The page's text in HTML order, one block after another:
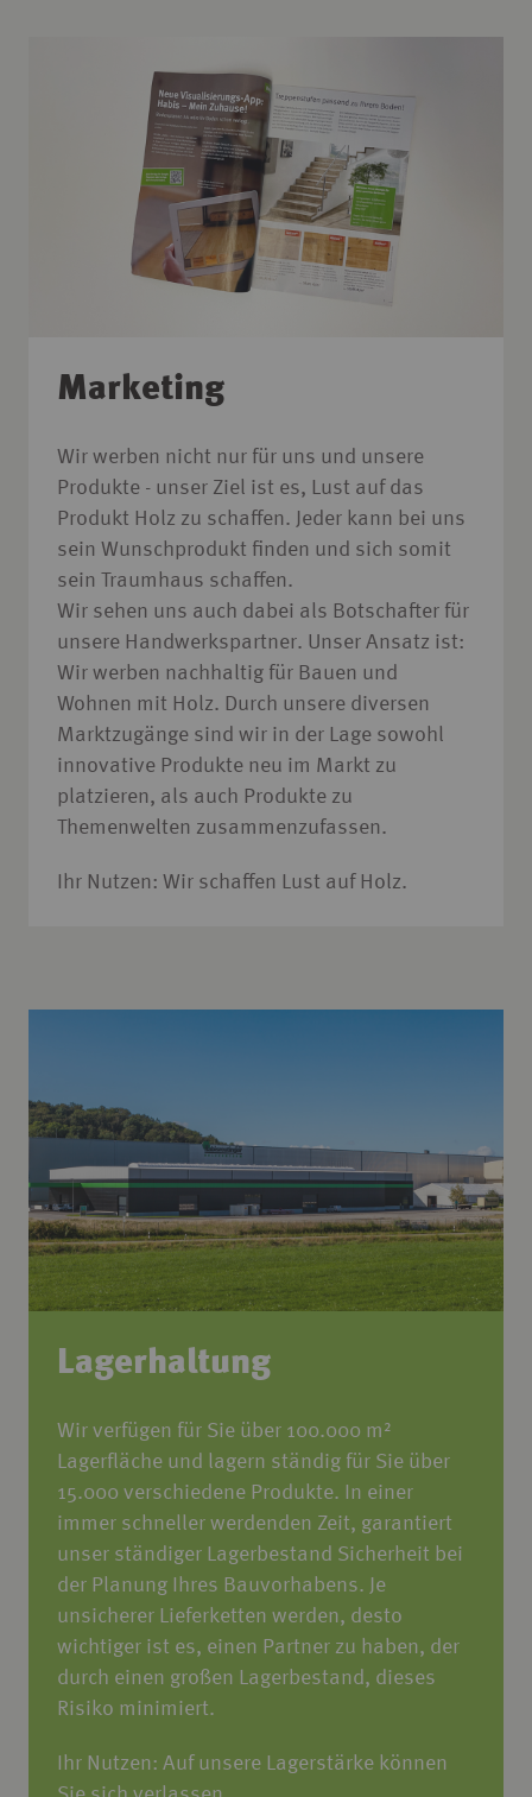
Marketing
Wir werben nicht nur für uns und unsere
Produkte - unser Ziel ist es, Lust auf das
Produkt Holz zu schaffen. Jeder kann bei uns
sein Wunschprodukt finden und sich somit
sein Traumhaus schaffen.
Wir sehen uns auch dabei als Botschafter für
unsere Handwerkspartner. Unser Ansatz ist:
Wir werben nachhaltig für Bauen und
Wohnen mit Holz. Durch unsere diversen
Marktzugänge sind wir in der Lage sowohl
innovative Produkte neu im Markt zu
platzieren, als auch Produkte zu
Themenwelten zusammenzufassen.
Ihr Nutzen: Wir schaffen Lust auf Holz.
Lagerhaltung
Wir verfügen für Sie über 100.000 m²
Lagerfläche und lagern ständig für Sie über
15.000 verschiedene Produkte. In einer
immer schneller werdenden Zeit, garantiert
unser ständiger Lagerbestand Sicherheit bei
der Planung Ihres Bauvorhabens. Je
unsicherer Lieferketten werden, desto
wichtiger ist es, einen Partner zu haben, der
durch einen großen Lagerbestand, dieses
Risiko minimiert.
Ihr Nutzen: Auf unsere Lagerstärke können